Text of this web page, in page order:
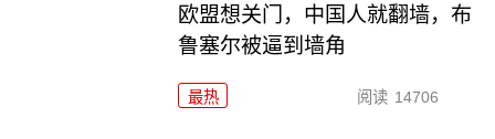
欧盟想关门，中国人就翻墙，布
鲁塞尔被逼到墙角
最热 阅读 14706